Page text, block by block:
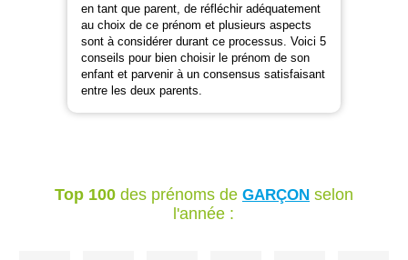
en tant que parent, de réfléchir adéquatement
au choix de ce prénom et plusieurs aspects
sont à considérer durant ce processus. Voici 5
conseils pour bien choisir le prénom de son
enfant et parvenir à un consensus satisfaisant
entre les deux parents.
Top 100des prénoms de GARÇONselon
l'année :